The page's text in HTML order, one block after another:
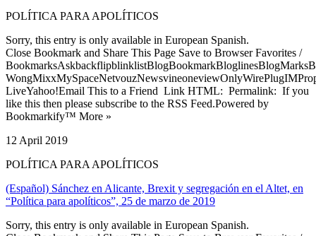
POLÍTICA PARA APOLÍTICOS
Sorry, this entry is only available in European Spanish.
Close Bookmark and Share This Page Save to Browser Favorites /
LiveYahoo!Email This to a Friend Link HTML: Permalink: If you
like this then please subscribe to the RSS Feed.Powered by
Bookmarkify™ More »
12 April 2019
POLÍTICA PARA APOLÍTICOS
(Español) Sánchez en Alicante, Brexit y segregación en el Altet, en
“Política para apolíticos”, 25 de marzo de 2019
Sorry, this entry is only available in European Spanish.